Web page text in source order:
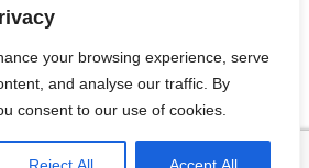
your browsing experience, serve
and analyse our traffic. By
consent to our use of cookies.
ngành học: sinh viên IT và
các kĩ năng của một người
Bonus: Chọn ngành
VI